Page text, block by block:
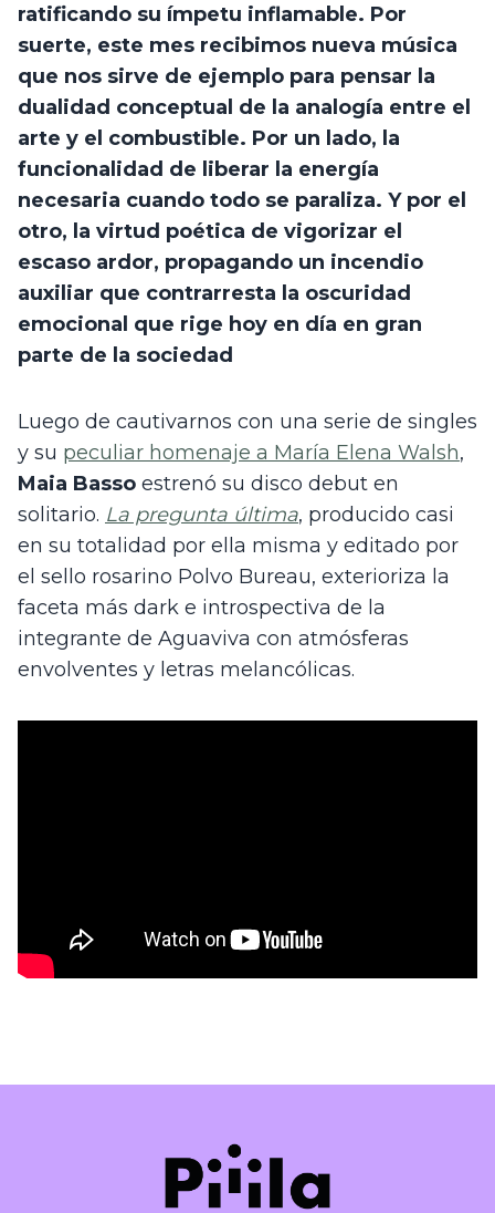
ratificando su ímpetu inflamable. Por
suerte, este mes recibimos nueva música
que nos sirve de ejemplo para pensar la
dualidad conceptual de la analogía entre el
arte y el combustible. Por un lado, la
funcionalidad de liberar la energía
necesaria cuando todo se paraliza. Y por el
otro, la virtud poética de vigorizar el
escaso ardor, propagando un incendio
auxiliar que contrarresta la oscuridad
emocional que rige hoy en día en gran
parte de la sociedad
Luego de cautivarnos con una serie de singles
y su peculiar homenaje a María Elena Walsh
Maia Basso estrenó su disco debut en
solitario. La pregunta última, producido casi
en su totalidad por ella misma y editado por
el sello rosarino Polvo Bureau, exterioriza la
faceta más dark e introspectiva de la
integrante de Aguaviva con atmósferas
envolventes y letras melancólicas.